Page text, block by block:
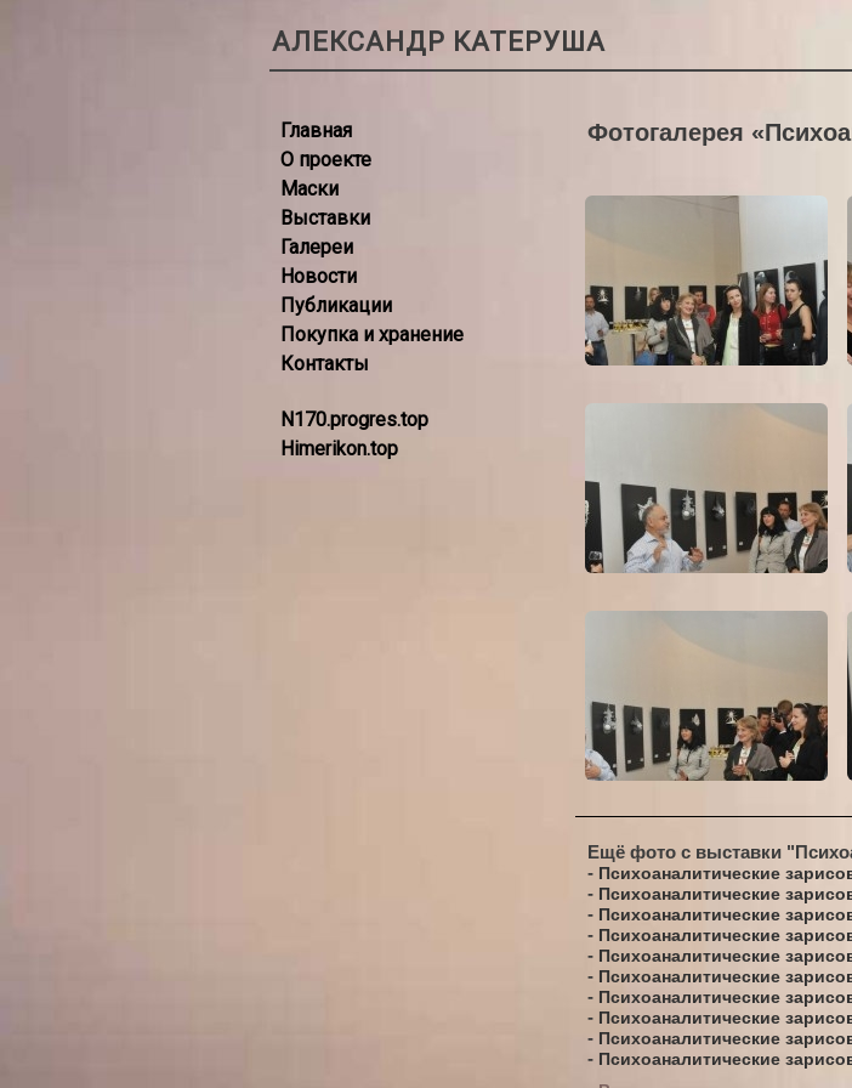
АЛЕКСАНДР КАТЕРУША
Главная
О проекте
Маски
Выставки
Галереи
Новости
Публикации
Покупка и хранение
Контакты
N170.progres.top
Himerikon.top
Фотогалерея
Ещё фото с выставки
- Психоаналитические
- Психоаналитические
- Психоаналитические
- Психоаналитические
- Психоаналитические
- Психоаналитические
- Психоаналитические
- Психоаналитические
- Психоаналитические
- Психоаналитические